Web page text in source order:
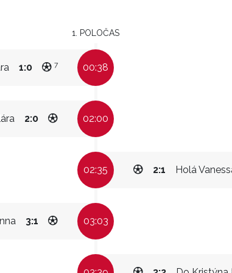
1. POLOČAS
1:0 7 00:38
2:0 02:00
02:35 Holá
2:1
3:1 03:03